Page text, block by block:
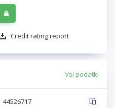
Credit rating report
Vsi podatki
44526717